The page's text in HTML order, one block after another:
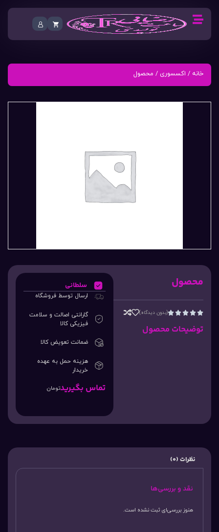
خانه / اکسسوری / محصول
محصول




(بدون دیدگاه)
توضیحات محصول
سلطانی
ارسال توسط فروشگاه
گارانتی اصالت و سلامت
فیزیکی کالا
ضمانت تعویض کالا
هزینه حمل به عهده
خریدار
تماس بگیریدتومان
نظرات (0)
نقد و بررسی‌ها
هنوز بررسی‌ای ثبت نشده است.